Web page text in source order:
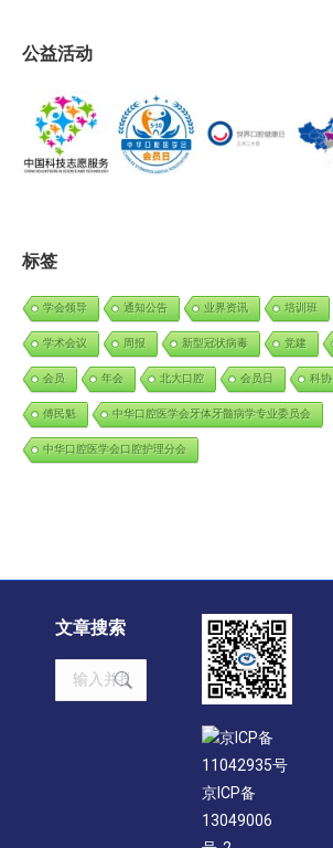
公益活动
标签
学会领导 通知公告 业界资讯 培训班
学术会议 周报 新型冠状病毒 党建
会员 年会 北大口腔 会员日 科协
傅民魁 中华口腔医学会牙体牙髓病学专业委员会
中华口腔医学会口腔护理分会
文章搜索
Search:
京ICP备
11042935号
京ICP备
13049006